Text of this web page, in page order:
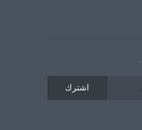
اشترك